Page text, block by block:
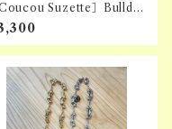
Coucou Suzette］Bulldo
Claw